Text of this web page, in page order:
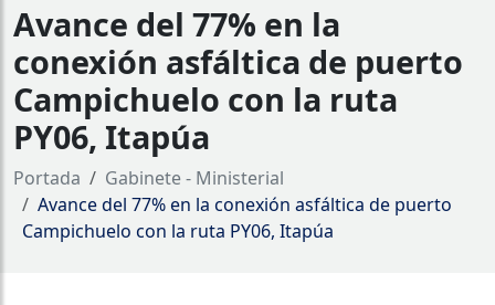
Avance del 77% en la
conexión asfáltica de puerto
Campichuelo con la ruta
PY06, Itapúa
Portada
Gabinete - Ministerial
Avance del 77% en la conexión asfáltica de puerto
Campichuelo con la ruta PY06, Itapúa